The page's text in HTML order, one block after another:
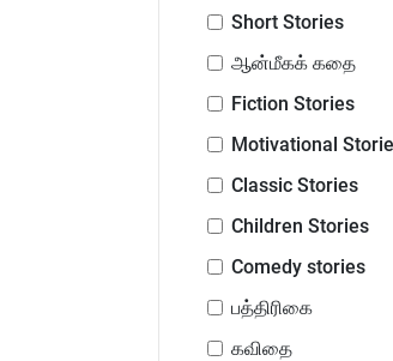
Short Stories
ஆன்மீகக் கதை
Fiction Stories
Motivational
Classic Stories
Children Stories
Comedy stories
பத்திரிகை
கவிதை